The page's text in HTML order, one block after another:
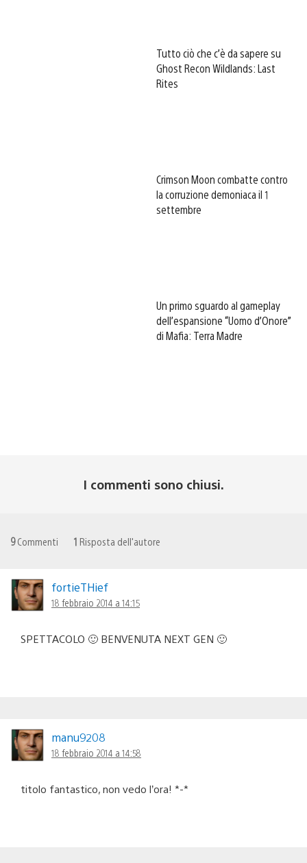
Tutto ciò che c’è da sapere su
Ghost Recon Wildlands: Last
Rites
Crimson Moon combatte contro
la corruzione demoniaca il 1
settembre
Un primo sguardo al gameplay
dell’espansione “Uomo d’Onore”
di Mafia: Terra Madre
I commenti sono chiusi.
9Commenti 1 Risposta dell'autore
fortieTHief
18 febbraio 2014 a 14:15
SPETTACOLO 🙂 BENVENUTA NEXT GEN 🙂
manu9208
18 febbraio 2014 a 14:58
titolo fantastico, non vedo l’ora! *-*